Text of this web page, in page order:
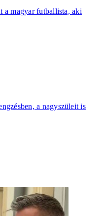
a magyar futballista, aki
a nagyszüleit is